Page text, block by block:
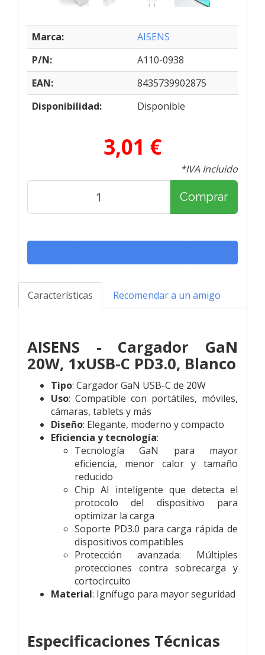
Marca:
AISENS
P/N:
A110-0938
EAN:
8435739902875
Disponibilidad:
Disponible
3,01 €
*IVA Incluido
Comprar
Características Recomendar a un amigo
AISENS - Cargador GaN
20W, 1xUSB-C PD3.0, Blanco
Tipo: Cargador GaN USB-C de 20W
Uso: Compatible con portátiles, móviles,
cámaras, tablets y más
Diseño: Elegante, moderno y compacto
Eficiencia y tecnología:
Tecnología GaN para mayor
eficiencia, menor calor y tamaño
reducido
Chip AI inteligente que detecta el
protocolo del dispositivo para
optimizar la carga
Soporte PD3.0 para carga rápida de
dispositivos compatibles
Protección avanzada: Múltiples
protecciones contra sobrecarga y
cortocircuito
Material: Ignífugo para mayor seguridad
Especificaciones Técnicas